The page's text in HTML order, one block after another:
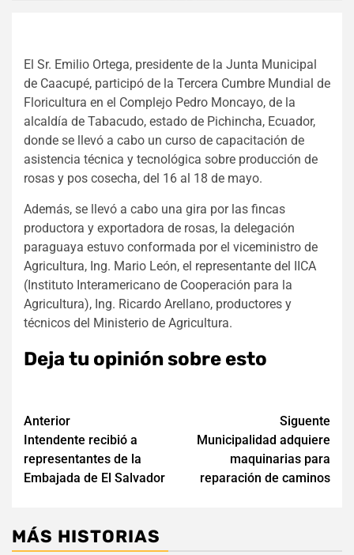
El Sr. Emilio Ortega, presidente de la Junta Municipal
de Caacupé, participó de la Tercera Cumbre Mundial de
Floricultura en el Complejo Pedro Moncayo, de la
alcaldía de Tabacudo, estado de Pichincha, Ecuador,
donde se llevó a cabo un curso de capacitación de
asistencia técnica y tecnológica sobre producción de
rosas y pos cosecha, del 16 al 18 de mayo.
Además, se llevó a cabo una gira por las fincas
productora y exportadora de rosas, la delegación
paraguaya estuvo conformada por el viceministro de
Agricultura, Ing. Mario León, el representante del IICA
(Instituto Interamericano de Cooperación para la
Agricultura), Ing. Ricardo Arellano, productores y
técnicos del Ministerio de Agricultura.
Deja tu opinión sobre esto
Navegación
de
entradas
Anterior
Intendente recibió a
representantes de la
Embajada de El Salvador
Siguente
Municipalidad adquiere
maquinarias para
reparación de caminos
MÁS HISTORIAS